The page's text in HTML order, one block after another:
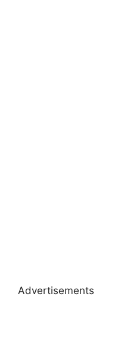
Advertisements